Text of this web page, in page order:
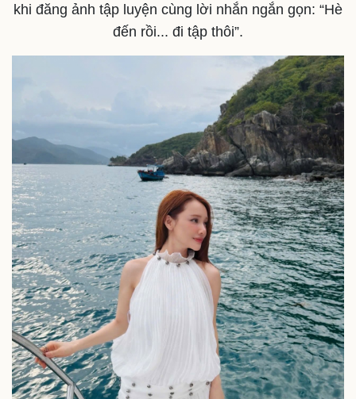
Pháp luật
Vụ án
Tin nóng
Tư vấn luật
Quân sự - Quốc phòng
Vũ khí
Việt Nam
Phân tích
khi đăng ảnh tập luyện cùng lời nhắn ngắn gọn: “Hè
đến rồi... đi tập thôi”.